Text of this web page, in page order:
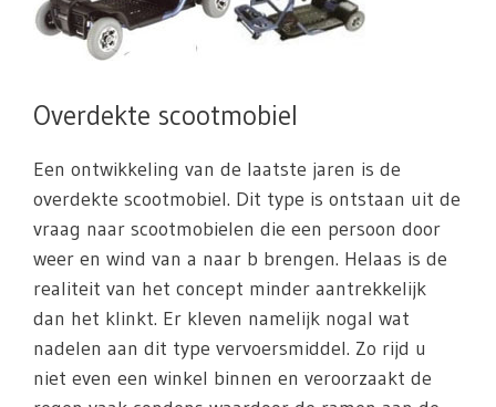
Overdekte scootmobiel
Een ontwikkeling van de laatste jaren is de
overdekte scootmobiel. Dit type is ontstaan uit de
vraag naar scootmobielen die een persoon door
weer en wind van a naar b brengen. Helaas is de
realiteit van het concept minder aantrekkelijk
dan het klinkt. Er kleven namelijk nogal wat
nadelen aan dit type vervoersmiddel. Zo rijd u
niet even een winkel binnen en veroorzaakt de